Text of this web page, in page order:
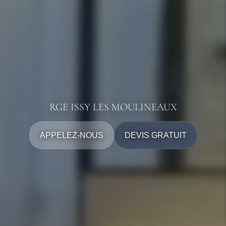
RGE ISSY LES MOULINEAUX
APPELEZ-NOUS DEVIS GRATUIT